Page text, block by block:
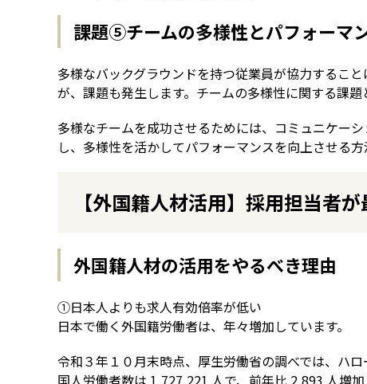
課題⑤チームの多様性とパフォーマ
多様なバックグラウンドを持つ従業員が協力するこ
が、課題も発生します。チームの多様性に関する課題
多様なチームを成功させるためには、コミュニケー
し、多様性を活かしてパフォーマンスを向上させる方
【外国籍人材活用】採用担当者
外国籍人材の活用をやるべき理由
①日本人よりも求人有効倍率が低い
日本で働く外国籍労働者は、年々増加しています。
令和３年１０月末時点、厚生労働省の調べでは、ハ
国人労働者数は 1,727,221 人で、前年比 2,893 人増加